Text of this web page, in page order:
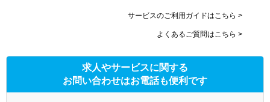
サービスのご利用ガイドはこちら >
よくあるご質問はこちら >
求人やサービスに関する
お問い合わせはお電話も便利です